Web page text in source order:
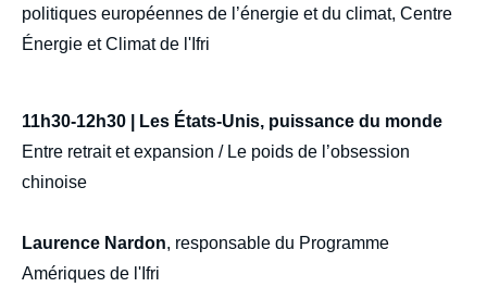
politiques européennes de l’énergie et du climat, Centre
Énergie et Climat de l'Ifri
11h30-12h30 | Les États-Unis, puissance du monde
Entre retrait et expansion / Le poids de l’obsession
chinoise
Laurence Nardon, responsable du Programme
Amériques de l'Ifri